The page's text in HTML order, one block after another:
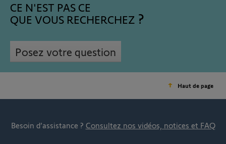
CE N'EST PAS CE
QUE VOUS RECHERCHEZ
Posez votre question
Haut de page
Besoin d’assistance ? Consultez nos vidéos, notices et FAQ